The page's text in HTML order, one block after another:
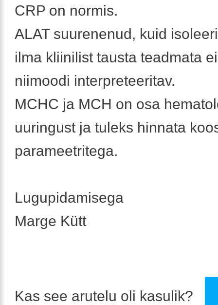
CRP on normis.
ALAT suurenenud, kuid
ilma kliinilist tausta teadmata
niimoodi interpreteeritav.
MCHC ja MCH on osa
uuringust ja tuleks hinnata
parameetritega.
Lugupidamisega
Marge Kütt
Kas see arutelu oli kasulik?